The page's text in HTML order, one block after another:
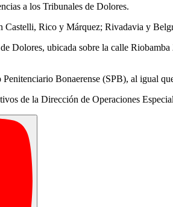
a los Tribunales de Dolores.
Castelli, Rico y Márquez; Rivadavia y
Dolores, ubicada sobre la calle
Bonaerense (SPB), al igual
de la Dirección de Operaciones